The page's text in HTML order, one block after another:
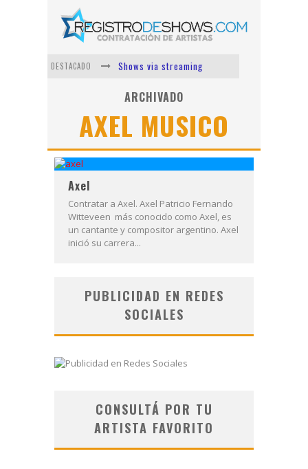
DESTACADO
Shows via streaming
Lit Killah
Nicki Nicole
Duki
ARCHIVADO
AXEL MUSICO
Axel
Contratar a Axel. Axel Patricio Fernando
Witteveen más conocido como Axel, es
un cantante y compositor argentino. Axel
inició su carrera...
PUBLICIDAD EN REDES
SOCIALES
CONSULTÁ POR TU
ARTISTA FAVORITO